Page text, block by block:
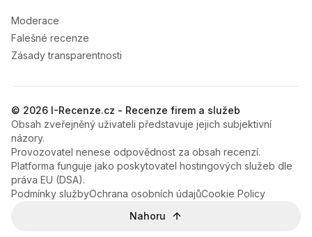
Moderace
Falešné recenze
Zásady transparentnosti
© 2026 I-Recenze.cz - Recenze firem a služeb
Obsah zveřejněný uživateli představuje jejich subjektivní
názory.
Provozovatel nenese odpovědnost za obsah recenzí.
Platforma funguje jako poskytovatel hostingových služeb dle
práva EU (DSA).
Podmínky službyOchrana osobních údajůCookie Policy
Nahoru